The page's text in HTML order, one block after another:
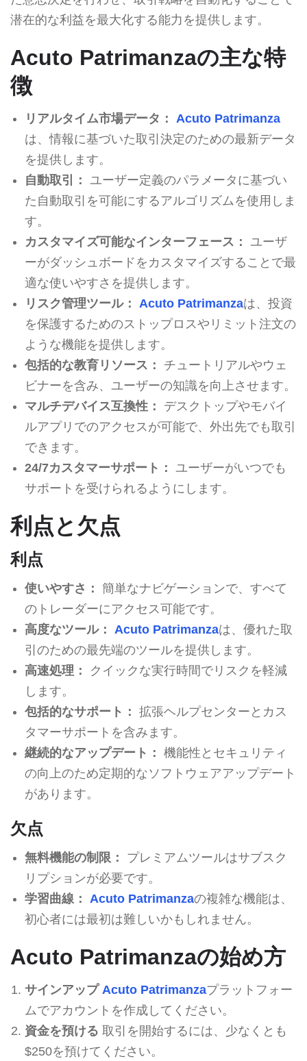
潜在的な利益を最大化する能力を提供します。
Acuto Patrimanzaの主な特
徴
リアルタイム市場データ：
Acuto Patrimanza
は、情報に基づいた取引決定のための最新データ
を提供します。
自動取引：
ユーザー定義のパラメータに基づい
た自動取引を可能にするアルゴリズムを使用しま
す。
カスタマイズ可能なインターフェース：
ユーザ
ーがダッシュボードをカスタマイズすることで最
適な使いやすさを提供します。
リスク管理ツール：
Acuto Patrimanzaは、投資
を保護するためのストップロスやリミット注文の
ような機能を提供します。
包括的な教育リソース：
チュートリアルやウェ
ビナーを含み、ユーザーの知識を向上させます。
マルチデバイス互換性：
デスクトップやモバイ
ルアプリでのアクセスが可能で、外出先でも取引
できます。
24/7カスタマーサポート：
ユーザーがいつでも
サポートを受けられるようにします。
利点と欠点
利点
使いやすさ： 簡単なナビゲーションで、すべて
のトレーダーにアクセス可能です。
高度なツール：
Acuto Patrimanzaは、優れた取
引のための最先端のツールを提供します。
高速処理：
クイックな実行時間でリスクを軽減
します。
包括的なサポート： 拡張ヘルプセンターとカス
タマーサポートを含みます。
継続的なアップデート： 機能性とセキュリティ
の向上のため定期的なソフトウェアアップデート
があります。
欠点
無料機能の制限：
プレミアムツールはサブスク
リプションが必要です。
学習曲線：
Acuto Patrimanzaの複雑な機能は、
初心者には最初は難しいかもしれません。
Acuto Patrimanzaの始め方
サインアップ Acuto Patrimanzaプラットフォー
ムでアカウントを作成してください。
資金を預ける 取引を開始するには、少なくとも
$250を預けてください。